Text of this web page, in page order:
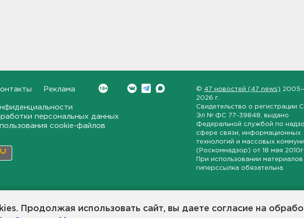
Продолжая использовать сайт, вы даете согласие на
Реклама
персональных данных
cookie-файлов
© 47 новостей (47 news)
2026 г.
Свидетельство о регистрации
Эл № ФС 77-39848 , выдано
Федеральной службой по
сфере связи, информационных
технологий и массовых
(Роскомнадзор) от 18 мая 2010г.
При использовании материалов
гиперссылка обязательна.
жизни в Ленинградской области, экономической и инвестиционной активности в регионе.
что «47 новостей» станет популярной и конструктивной площадкой для